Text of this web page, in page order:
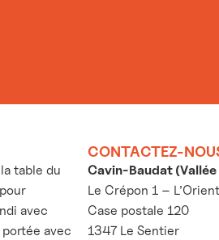
table du
avec
avec
CONTACTEZ-
Cavin-Baudat (Vallée
Le Crépon 1 – L’Orient
Case postale 120
1347 Le Sentier